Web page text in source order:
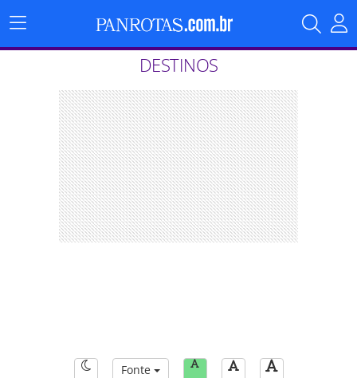
Menu
Principal
DESTINOS
Fonte